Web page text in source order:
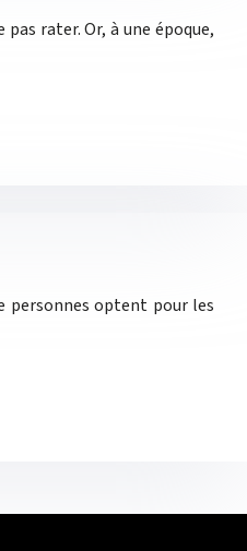
rater. Or, à une époque,
personnes optent pour les